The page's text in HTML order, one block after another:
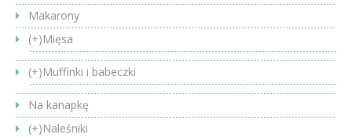
Makarony
(+)Mięsa
(+)Muffinki i babeczki
Na kanapkę
(+)Naleśniki